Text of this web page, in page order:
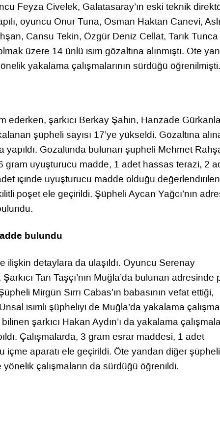
Feyza Civelek, Galatasaray’ın eski teknik
oyuncu Onur Tuna, Osman Haktan Canevi,
Cansu Tekin, Özgür Deniz Cellat, Tarık Tunca
üzere 14 ünlü isim gözaltına alınmıştı. Öte
yakalama çalışmalarının sürdüğü öğrenilmişti.
ederken, şarkıcı Berkay Şahin, Hanzade
şüpheli sayısı 17’ye yükseldi. Gözaltına
Gözaltında bulunan şüpheli Mehmet
gram uyuşturucu madde, 1 adet hassas terazi, 2
içinde uyuşturucu madde olduğu değerlendirilen
poşet ele geçirildi. Şüpheli Aycan Yağcı’nın
bulundu
ilişkin detaylara da ulaşıldı. Oyuncu Serenay
Tan Taşçı’nın Muğla’da bulunan adresinde
Mirgün Sırrı Cabas’ın babasının vefat ettiği,
isimli şüpheliyi de Muğla’da yakalama
şarkıcı Hakan Aydın’ı da yakalama
Çalışmalarda, 3 gram esrar maddesi, 1 adet
aparatı ele geçirildi. Öte yandan diğer
çalışmaların da sürdüğü öğrenildi.